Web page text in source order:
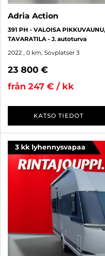
Adria Action
391 PH - VALOISA
TAVARATILA - J. autoturva
2022 , 0 km, Sovplatser 3
23 800 €
från 247 € / kk
KATSO TIEDOT
3 kk lyhennysvapaa